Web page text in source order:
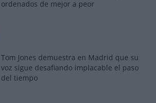
ordenados de mejor a peor
Tom Jones demuestra en Madrid que su
voz sigue desafiando implacable el paso
del tiempo